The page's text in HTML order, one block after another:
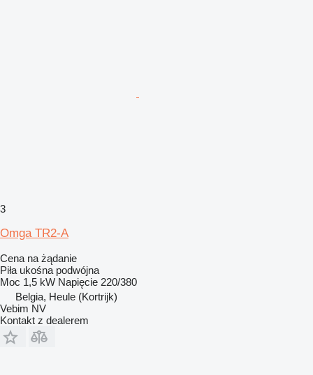
3
Omga TR2-A
Cena na żądanie
Piła ukośna podwójna
Moc 1,5 kW Napięcie 220/380
Belgia, Heule (Kortrijk)
Vebim NV
Kontakt z dealerem